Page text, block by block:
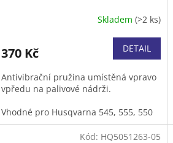
Skladem (>2 ks)
370 Kč DETAIL
Antivibrační pružina umístěná vpravo
vpředu na palivové nádrži.
Vhodné pro Husqvarna 545, 555, 550
XP/XPG, 560 XP/XPG, 562 XP/XPG.
Kód: HQ5051263-05